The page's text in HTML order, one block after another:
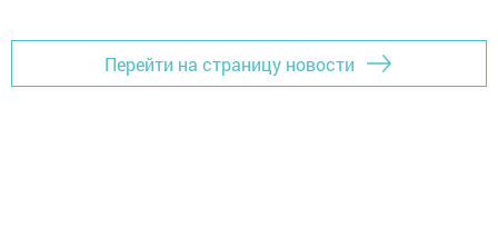
Перейти на страницу новости